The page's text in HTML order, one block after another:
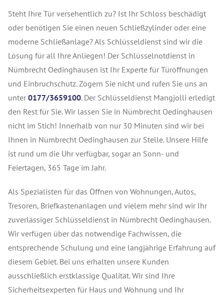
Steht Ihre Tür versehentlich zu? Ist Ihr Schloss beschädigt
oder benötigen Sie einen neuen Schließzylinder oder eine
moderne Schließanlage? Als Schlüsseldienst sind wir die
Lösung für all Ihre Anliegen! Der Schlüsselnotdienst in
Nümbrecht Oedinghausen ist Ihr Experte für Türöffnungen
und Einbruchschutz. Zögern Sie nicht und rufen Sie uns an
unter 0177/3659100. Der Schlüsseldienst Mangjolli erledigt
den Rest für Sie. Wir lassen Sie in Nümbrecht Oedinghausen
nicht im Stich! Innerhalb von nur 30 Minuten sind wir bei
Ihnen in Nümbrecht Oedinghausen zur Stelle. Unsere Hilfe
ist rund um die Uhr verfügbar, sogar an Sonn- und
Feiertagen, 365 Tage im Jahr.
Als Spezialisten für das Öffnen von Wohnungen, Autos,
Tresoren, Briefkastenanlagen und vielem mehr sind wir Ihr
zuverlässiger Schlüsseldienst in Nümbrecht Oedinghausen.
Wir verfügen über das notwendige Fachwissen, die
entsprechende Schulung und eine langjährige Erfahrung auf
diesem Gebiet. Bei uns erhalten unsere Kunden
ausschließlich erstklassige Qualität. Wir sind Ihre
Sicherheitsexperten für Haus und Wohnung und Ihr